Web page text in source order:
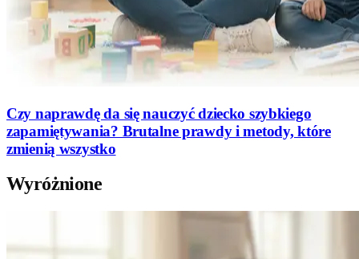
Czy naprawdę da się nauczyć dziecko szybkiego
zapamiętywania? Brutalne prawdy i metody, które
zmienią wszystko
Wyróżnione